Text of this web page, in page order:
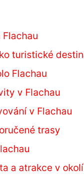
turistické
Flachau
v Flachau
v Flachau
trasy
a atrakce v